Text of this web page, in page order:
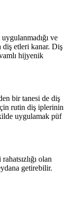
ve
diş etleri kanar. Diş
hijyenik
bir tanesi de diş
rutin diş iplerinin
uygulamak püf
olan
getirebilir.